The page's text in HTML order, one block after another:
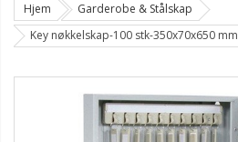
Hjem
Garderobe & Stålskap
Key nøkkelskap-100 stk-350x70x650 mm